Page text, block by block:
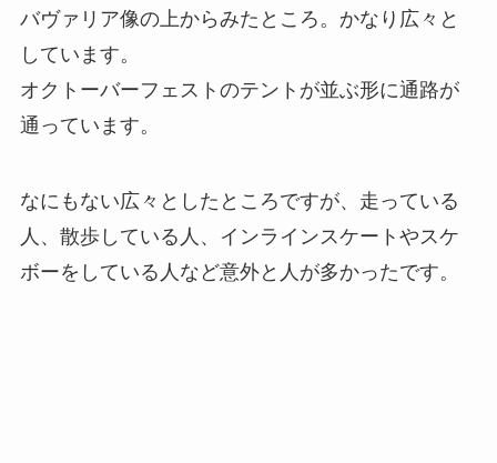
バヴァリア像の上からみたところ。かなり広々と
しています。
オクトーバーフェストのテントが並ぶ形に通路が
通っています。
なにもない広々としたところですが、走っている
人、散歩している人、インラインスケートやスケ
ボーをしている人など意外と人が多かったです。